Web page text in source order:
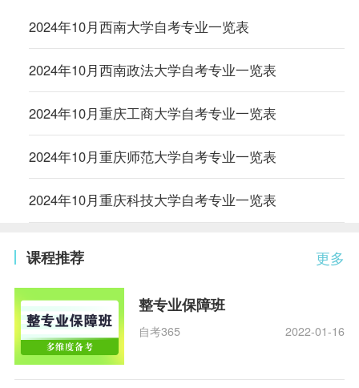
2024年10月西南大学自考专业一览表
2024年10月西南政法大学自考专业一览表
2024年10月重庆工商大学自考专业一览表
2024年10月重庆师范大学自考专业一览表
2024年10月重庆科技大学自考专业一览表
更多
课程推荐
整专业保障班
自考365 2022-01-16